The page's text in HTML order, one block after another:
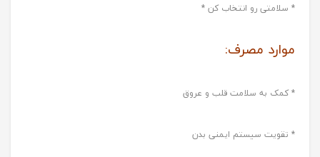
* سلامتی رو انتخاب کن *
موارد مصرف:
* کمک به سلامت قلب و عروق
* تقویت سیستم ایمنی بدن